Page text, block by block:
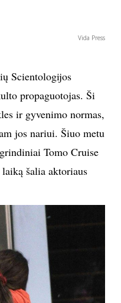
Vida Press
Scientologijos
propaguotojas. Ši
ir gyvenimo normas,
jos nariui. Šiuo metu
Tomo Cruise
šalia aktoriaus